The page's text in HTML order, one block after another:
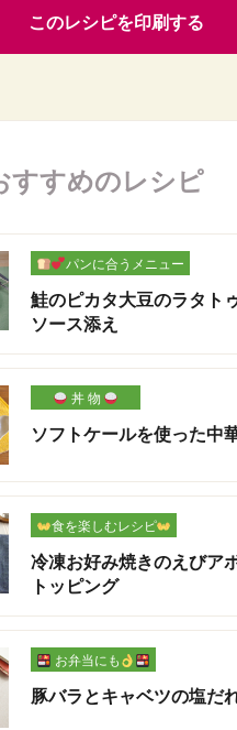
このレシピを印刷する
すすめのレシピ
パンに合うメニュー
鮭のピカタ大豆のラタト
ソース添え
丼 物
ソフトケールを使った中
食を楽しむレシピ
冷凍お好み焼きのえびア
トッピング
お弁当にも
豚バラとキャベツの塩だ